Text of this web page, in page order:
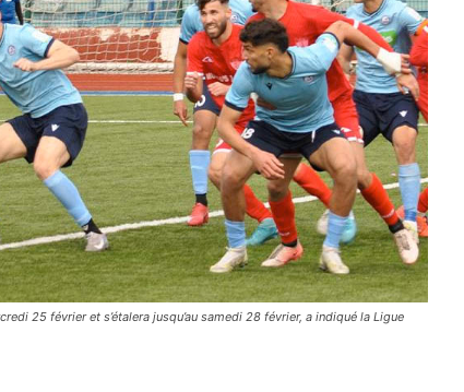
25 février et s’étalera jusqu’au samedi 28 février, a indiqué la Ligue